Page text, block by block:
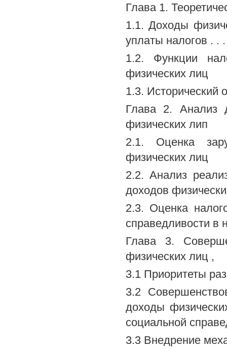
Глава 1.
1.1. Доходы
уплаты налогов . .
1.2. Функции
физических лиц
1.3. Исторический
Глава 2. Анализ
физических лип
2.1. Оценка
физических лиц
2.2. Анализ
доходов
2.3. Оценка
справедливости в
Глава 3.
физических лиц ,
3.1 Приоритеты
3.2
доходы
социальной
3.3 Внедрение